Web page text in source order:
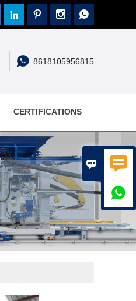
 

   
 8618105956815
CERTIFICATIONS